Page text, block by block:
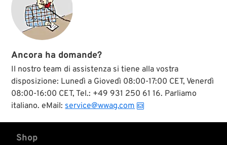
caso di lavorarci con
un qualche
cacciavite da pochi
soldi, perché poi
l’aspetto del taglio fa
meccanico
altrettanto
scadente. Il set di
giraviti The Cyclery
contiene le misure
giuste per quasi
testa a taglio che si
H-D più vecchi....
Ancora ha domande?
Il nostro team di assistenza si tiene alla vostra
disposizione: Lunedì a Giovedì 08:00-17:00 CET, Venerdì
08:00-16:00 CET, Tel.: +49 931 250 61 16. Parliamo
italiano. eMail: service@wwag.com
Shop